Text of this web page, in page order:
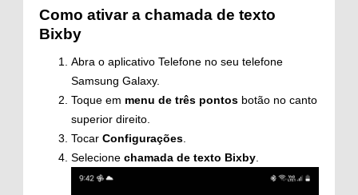
Como ativar a chamada de texto
Bixby
Abra o aplicativo Telefone no seu telefone
Samsung Galaxy.
Toque em menu de três pontos botão no canto
superior direito.
Tocar Configurações
Selecione chamada de texto Bixby